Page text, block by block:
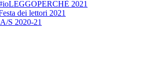
2021
dei lettori 2021
S 2020-21